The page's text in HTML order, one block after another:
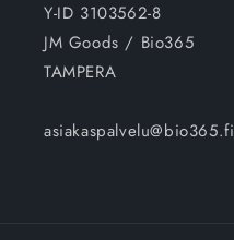
Y-ID 3103562-8
JM Goods / Bio365
TAMPERA
asiakaspalvelu@bio365.fi